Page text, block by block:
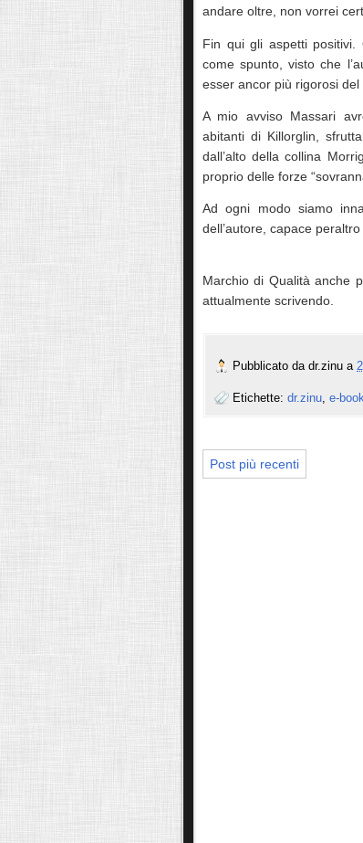
andare oltre, non vorrei
Fin qui gli aspetti positivi.
come spunto, visto che
esser ancor più rigorosi del
A mio avviso Massari
abitanti di Killorglin,
dall’alto della collina
proprio delle forze
Ad ogni modo siamo
dell’autore, capace
Marchio di Qualità anche
attualmente scrivendo.
Pubblicato da dr.zinu a
Etichette: dr.zinu e-book
Post più recenti